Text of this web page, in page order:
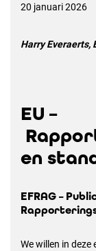
20 januari 2026
Harry Everaerts,
EU –
en
EFRAG –
We willen in